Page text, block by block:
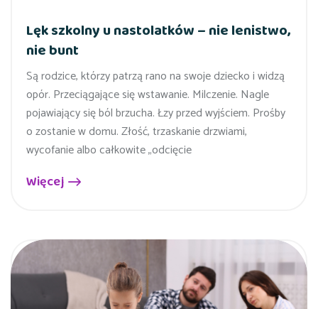
Lęk szkolny u nastolatków – nie lenistwo,
nie bunt
Są rodzice, którzy patrzą rano na swoje dziecko i widzą
opór. Przeciągające się wstawanie. Milczenie. Nagle
pojawiający się ból brzucha. Łzy przed wyjściem. Prośby
o zostanie w domu. Złość, trzaskanie drzwiami,
wycofanie albo całkowite „odcięcie
Więcej